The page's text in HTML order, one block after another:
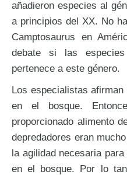
añadieron especies al
a principios del XX. No
Camptosaurus en
debate si las
pertenece a este género.
Los especialistas
en el bosque.
proporcionado alimento
depredadores eran
la agilidad necesaria
en el bosque. Por lo